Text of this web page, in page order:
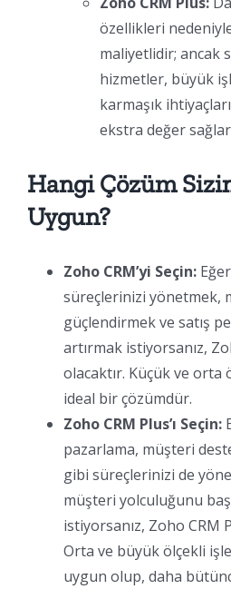
özellikleri
maliyetlidir; ancak
hizmetler, büyük
karmaşık
ekstra değer
Hangi Çözüm
Uygun?
Zoho CRM’yi Seçin:
süreçlerinizi yönetmek,
güçlendirmek ve satış
artırmak istiyorsanız,
olacaktır. Küçük ve orta
ideal bir çözümdür.
Zoho CRM Plus’ı Seçin:
pazarlama, müşteri
gibi süreçlerinizi de
müşteri yolculuğunu
istiyorsanız, Zoho CRM
Orta ve büyük ölçekli
uygun olup, daha